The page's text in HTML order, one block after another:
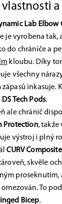
vlastnosti
Lab Elbow
je vyrobena tak,
do chrániče a
kloubu. Díky
všechny
zápasů inkasuje.
DS Tech Pods.
ale chránič
Protection, takže
výstroj i plný
CURV Composite
skvěle
proseknutím,
To
Bicep.